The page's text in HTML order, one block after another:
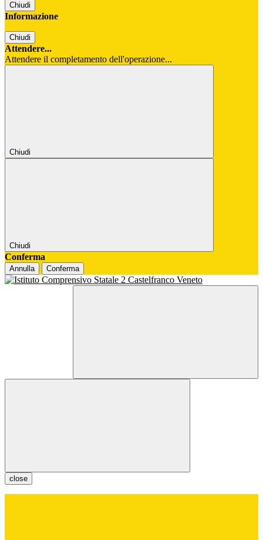
Chiudi
Informazione
Chiudi
Attendere...
Attendere il completamento dell'operazione...
Chiudi
Chiudi
Conferma
Annulla Conferma
close